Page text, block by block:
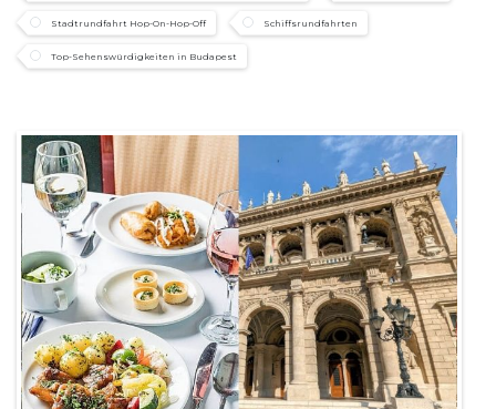
Stadtrundfahrt Hop-On-Hop-Off Schiffsrundfahrten
Top-Sehenswürdigkeiten in Budapest